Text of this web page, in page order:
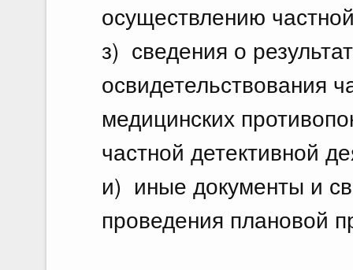
осуществлению
з) сведения о
освидетельствования
медицинских
частной детективной
и) иные документы и
проведения плановой